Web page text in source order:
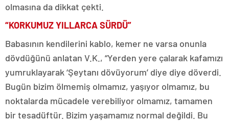
olmasına da dikkat çekti.
“KORKUMUZ YILLARCA SÜRDÜ”
Babasının kendilerini kablo, kemer ne varsa onunla
dövdüğünü anlatan V.K., “Yerden yere çalarak kafamızı
yumruklayarak ‘Şeytanı dövüyorum’ diye diye döverdi.
Bugün bizim ölmemiş olmamız, yaşıyor olmamız, bu
noktalarda mücadele verebiliyor olmamız, tamamen
bir tesadüftür. Bizim yaşamamız normal değildi. Bu